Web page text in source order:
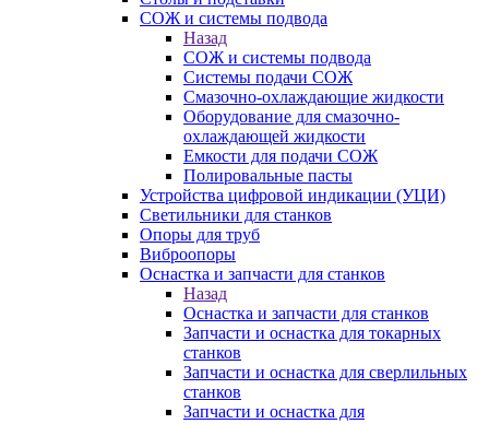
СОЖ и системы подвода
Назад
СОЖ и системы подвода
Системы подачи СОЖ
Смазочно-охлаждающие жидкости
Оборудование для смазочно-
охлаждающей жидкости
Емкости для подачи СОЖ
Полировальные пасты
Устройства цифровой индикации (УЦИ)
Светильники для станков
Опоры для труб
Виброопоры
Оснастка и запчасти для станков
Назад
Оснастка и запчасти для станков
Запчасти и оснастка для токарных
станков
Запчасти и оснастка для сверлильных
станков
Запчасти и оснастка для